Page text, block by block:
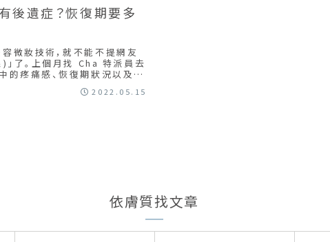
後遺症？恢復期要多
微妝技術，就不能不提網友
了。上個月找 Cha 特派員去
的疼痛感、恢復期狀況以及注
2022.05.15
依膚質找文章